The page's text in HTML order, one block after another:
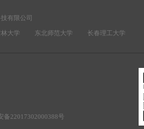
有限公司
林大学 东北师范大学 长春理工大学
备22017302000388号